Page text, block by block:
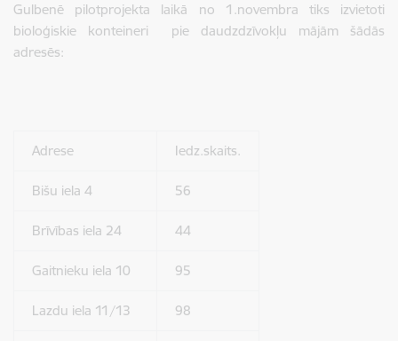
Gulbenē pilotprojekta laikā no 1.novembra tiks izvietoti
bioloģiskie konteineri pie daudzdzīvokļu mājām šādās
adresēs:
Adrese Iedz.skaits.
Bišu iela 4 56
Brīvības iela 24 44
Gaitnieku iela 10 95
Lazdu iela 11/13 98